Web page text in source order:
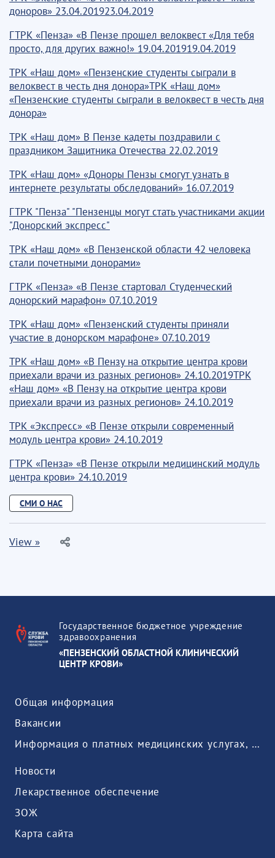
доноров» 23.04.201923.04.2019
ГТРК «Пенза» «В Пензе прошел велоквест «Для тебя
просто, для других важно!» 19.04.201919.04.2019
ТРК «Наш дом» «Пензенские студенты сыграли в
велоквест в честь дня донора»ТРК «Наш дом»
«Пензенские студенты сыграли в велоквест в честь дня
донора»
ТРК «Наш дом» В Пензе кадеты поздравили с
праздником Защитника Отечества 22.02.2019
ТРК «Наш дом» «Доноры Пензы смогут узнать в
интернете результаты обследований» 16.07.2019
ГТРК "Пенза" "Пензенцы могут стать участниками акции
"Донорский экспресс"
ТРК «Наш дом» «В Пензенской области 42 человека
стали почетными донорами»
ГТРК «Пенза» «В Пензе стартовал Студенческий
донорский марафон» 07.10.2019
ТРК «Наш дом» «Пензенский студенты приняли
участие в донорском марафоне» 07.10.2019
ТРК «Наш дом» «В Пензу на открытие центра крови
приехали врачи из разных регионов» 24.10.2019ТРК
«Наш дом» «В Пензу на открытие центра крови
приехали врачи из разных регионов» 24.10.2019
ТРК «Экспресс» «В Пензе открыли современный
модуль центра крови» 24.10.2019
ГТРК «Пенза» «В Пензе открыли медицинский модуль
центра крови» 24.10.2019
СМИ О НАС
View »
Государственное бюджетное учреждение
здравоохранения
«ПЕНЗЕНСКИЙ ОБЛАСТНОЙ КЛИНИЧЕСКИЙ
ЦЕНТР КРОВИ»
Общая информация
Вакансии
Информация о платных медицинских услугах, предоставляемых медицинской организацией
Новости
Лекарственное обеспечение
ЗОЖ
Карта сайта